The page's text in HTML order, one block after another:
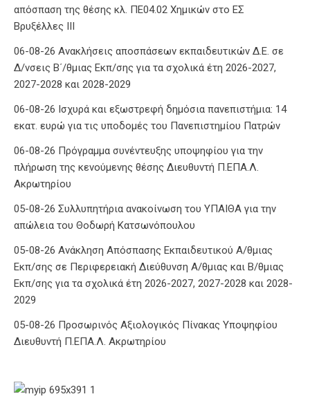
απόσπαση της θέσης κλ. ΠΕ04.02 Χημικών στο ΕΣ
Βρυξέλλες ΙΙΙ
06-08-26 Ανακλήσεις αποσπάσεων εκπαιδευτικών Δ.Ε. σε
Δ/νσεις Β΄/θμιας Εκπ/σης για τα σχολικά έτη 2026-2027,
2027-2028 και 2028-2029
06-08-26 Ισχυρά και εξωστρεφή δημόσια πανεπιστήμια: 14
εκατ. ευρώ για τις υποδομές του Πανεπιστημίου Πατρών
06-08-26 Πρόγραμμα συνέντευξης υποψηφίου για την
πλήρωση της κενούμενης θέσης Διευθυντή Π.ΕΠΑ.Λ.
Ακρωτηρίου
05-08-26 Συλλυπητήρια ανακοίνωση του ΥΠΑΙΘΑ για την
απώλεια του Θοδωρή Κατσωνόπουλου
05-08-26 Ανάκληση Απόσπασης Εκπαιδευτικού Α/θμιας
Εκπ/σης σε Περιφερειακή Διεύθυνση Α/θμιας και Β/θμιας
Εκπ/σης για τα σχολικά έτη 2026-2027, 2027-2028 και 2028-
2029
05-08-26 Προσωρινός Αξιολογικός Πίνακας Υποψηφίου
Διευθυντή Π.ΕΠΑ.Λ. Ακρωτηρίου